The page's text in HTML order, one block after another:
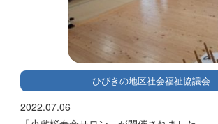
ひびきの地区社会福祉協議会
2022.07.06